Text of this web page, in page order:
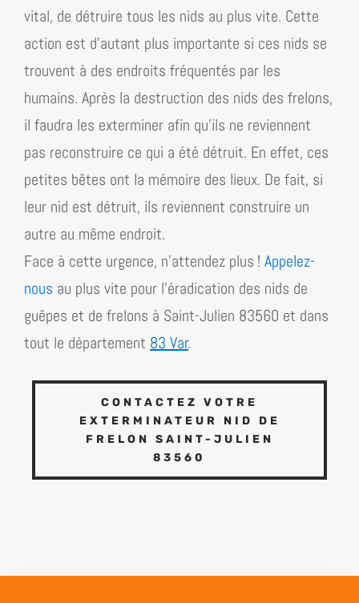
vital, de détruire tous les nids au plus vite. Cette
action est d’autant plus importante si ces nids se
trouvent à des endroits fréquentés par les
humains. Après la destruction des nids des frelons,
il faudra les exterminer afin qu’ils ne reviennent
pas reconstruire ce qui a été détruit. En effet, ces
petites bêtes ont la mémoire des lieux. De fait, si
leur nid est détruit, ils reviennent construire un
autre au même endroit.
Face à cette urgence, n’attendez plus ! Appelez-
nous au plus vite pour l’éradication des nids de
guêpes et de frelons à Saint-Julien 83560 et dans
tout le département 83 Var.
CONTACTEZ VOTRE
EXTERMINATEUR NID DE
FRELON SAINT-JULIEN
83560